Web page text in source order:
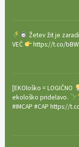
Žetev žit je
VEČ
https://t.co/
[EKOloško = LOGIČNO
ekološko pridelavo.
#IMCAP #CAP https://